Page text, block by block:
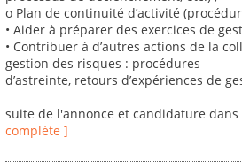
o Plan de continuité d’activité
• Aider à préparer des exercices de
• Contribuer à d’autres actions de la
gestion des risques : procédures
d’astreinte, retours d’expériences de
suite de l'annonce et candidature dans
complète ]